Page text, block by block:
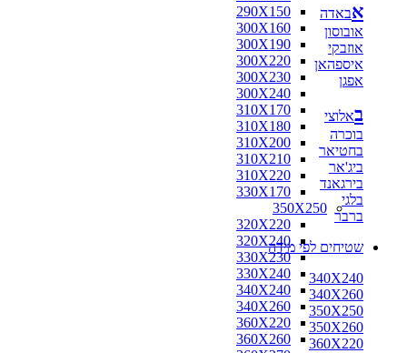
290X150
300X160
300X190
300X220
300X230
300X240
310X170
310X180
310X200
310X210
310X220
330X170
350X250
320X220
320X240
330X230
330X240
340X240
340X260
360X220
360X260
אבאדה
אובוסון
אוזבקי
איספהאן
אפגן
באלוצי
בוכרה
בחטיאר
ביג'אר
בירגאנד
בלגי
ברבר
שטיחים לפי מידה
340X240
340X260
350X250
350X260
360X220